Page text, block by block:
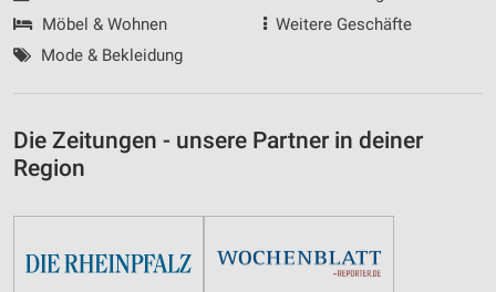
Möbel & Wohnen
Mode & Bekleidung
Weitere Geschäfte
Die Zeitungen - unsere Partner in deiner
Region